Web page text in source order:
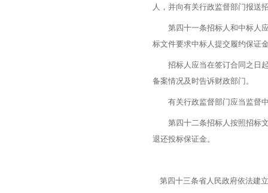
人，并向有关行政监督部门报送
第四十一条招标人和中标人应
标文件要求中标人提交履约保证
招标人应当在签订合同之日起
备案情况及时告诉财政部门。
有关行政监督部门应当监督中
第四十二条招标人按照招标文
退还投标保证金。
第四十三条省人民政府依法建